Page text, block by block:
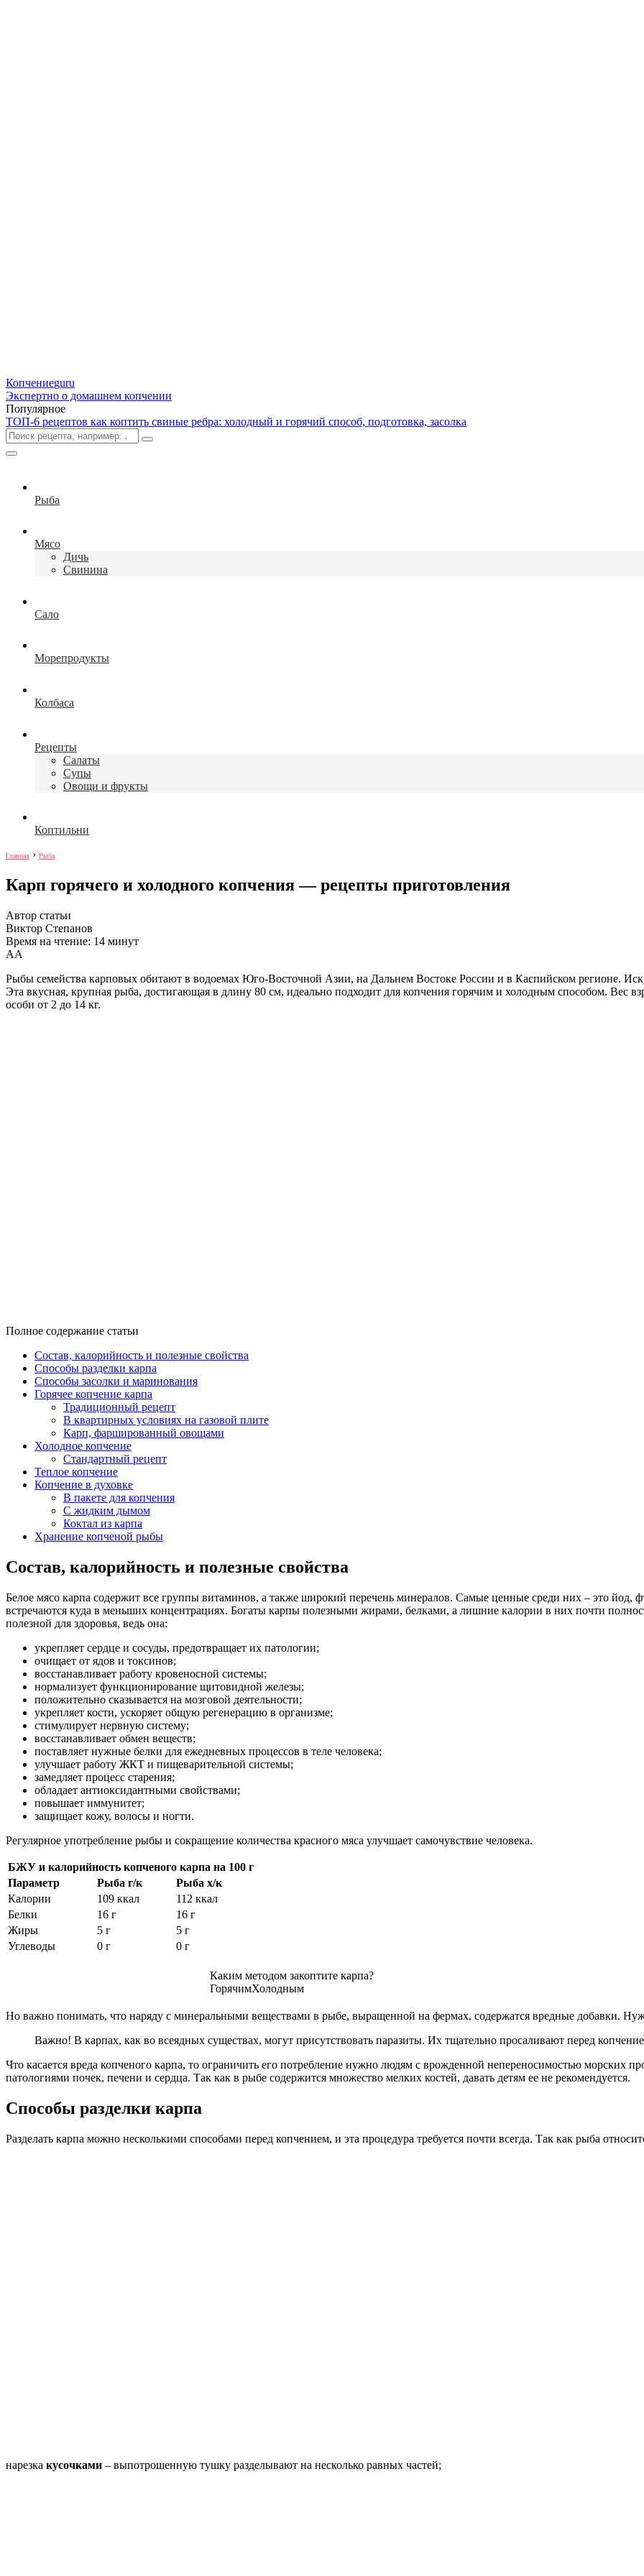
Копчениеguru
Экспертно о домашнем копчении
Популярное
ТОП-6 рецептов как коптить свиные ребра: холодный и горячий способ, подготовка, засолка
Рыба
Мясо
Дичь
Свинина
Сало
Морепродукты
Колбаса
Рецепты
Салаты
Супы
Овощи и фрукты
Коптильни
Главная › Рыба
Карп горячего и холодного копчения — рецепты приготовления
Автор статьи
Виктор Степанов
Время на чтение: 14 минут
АА
Рыбы семейства карповых обитают в водоемах Юго-Восточной Азии, на Дальнем Востоке России и в Каспийском регионе.
Эта вкусная, крупная рыба, достигающая в длину 80 см, идеально подходит для копчения горячим и холодным способом. Вес
особи от 2 до 14 кг.
Полное содержание статьи
Состав, калорийность и полезные свойства
Способы разделки карпа
Способы засолки и маринования
Горячее копчение карпа
Традиционный рецепт
В квартирных условиях на газовой плите
Карп, фаршированный овощами
Холодное копчение
Стандартный рецепт
Теплое копчение
Копчение в духовке
В пакете для копчения
С жидким дымом
Коктал из карпа
Хранение копченой рыбы
Состав, калорийность и полезные свойства
Белое мясо карпа содержит все группы витаминов, а также широкий перечень минералов. Самые ценные среди них – это йод,
встречаются куда в меньших концентрациях. Богаты карпы полезными жирами, белками, а лишние калории в них почти
полезной для здоровья, ведь она:
укрепляет сердце и сосуды, предотвращает их патологии;
очищает от ядов и токсинов;
восстанавливает работу кровеносной системы;
нормализует функционирование щитовидной железы;
положительно сказывается на мозговой деятельности;
укрепляет кости, ускоряет общую регенерацию в организме;
стимулирует нервную систему;
восстанавливает обмен веществ;
поставляет нужные белки для ежедневных процессов в теле человека;
улучшает работу ЖКТ и пищеварительной системы;
замедляет процесс старения;
обладает антиоксидантными свойствами;
повышает иммунитет;
защищает кожу, волосы и ногти.
Регулярное употребление рыбы и сокращение количества красного мяса улучшает самочувствие человека.
БЖУ и калорийность копченого карпа на 100 г
Параметр
Рыба г/к
Рыба х/к
Калории
109 ккал
112 ккал
Белки
16 г
16 г
Жиры
5 г
5 г
Углеводы
0 г 0 г
Каким методом закоптите карпа?
ГорячимХолодным
Но важно понимать, что наряду с минеральными веществами в рыбе, выращенной на фермах, содержатся вредные добавки.
Важно! В карпах, как во всеядных существах, могут присутствовать паразиты. Их тщательно просаливают перед
Что касается вреда копченого карпа, то ограничить его потребление нужно людям с врожденной непереносимостью морских
патологиями почек, печени и сердца. Так как в рыбе содержится множество мелких костей, давать детям ее не рекомендуется.
Способы разделки карпа
Разделать карпа можно несколькими способами перед копчением, и эта процедура требуется почти всегда. Так как рыба
нарезка кусочками – выпотрошенную тушку разделывают на несколько равных частей;